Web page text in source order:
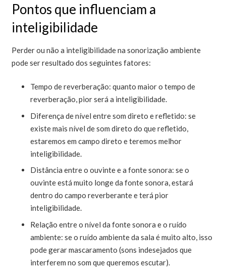
Pontos que influenciam a
inteligibilidade
Perder ou não a inteligibilidade na sonorização ambiente
pode ser resultado dos seguintes fatores:
Tempo de reverberação: quanto maior o tempo de
reverberação, pior será a inteligibilidade.
Diferença de nível entre som direto e refletido: se
existe mais nível de som direto do que refletido,
estaremos em campo direto e teremos melhor
inteligibilidade.
Distância entre o ouvinte e a fonte sonora: se o
ouvinte está muito longe da fonte sonora, estará
dentro do campo reverberante e terá pior
inteligibilidade.
Relação entre o nível da fonte sonora e o ruído
ambiente: se o ruído ambiente da sala é muito alto, isso
pode gerar mascaramento (sons indesejados que
interferem no som que queremos escutar).